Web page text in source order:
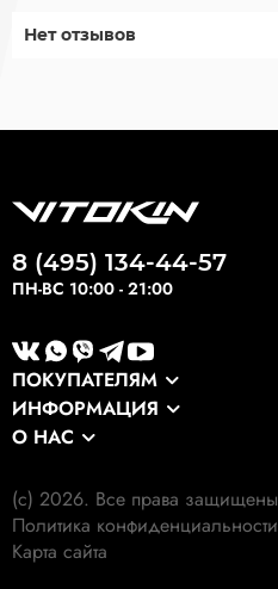
Нет отзывов
ПОКУПАТЕЛЯМ
Каталог
Оплата и доставка
Гарантия
Личный кабинет
ИНФОРМАЦИЯ
Оптовикам
Выкуп формы
Экология
О НАС
Наши клиенты
Наши работы
8 (495) 134-44-57
ПН-ВС 10:00 - 21:00
(c) 2026. Все права защищены
Политика конфиденциальности
Карта сайта